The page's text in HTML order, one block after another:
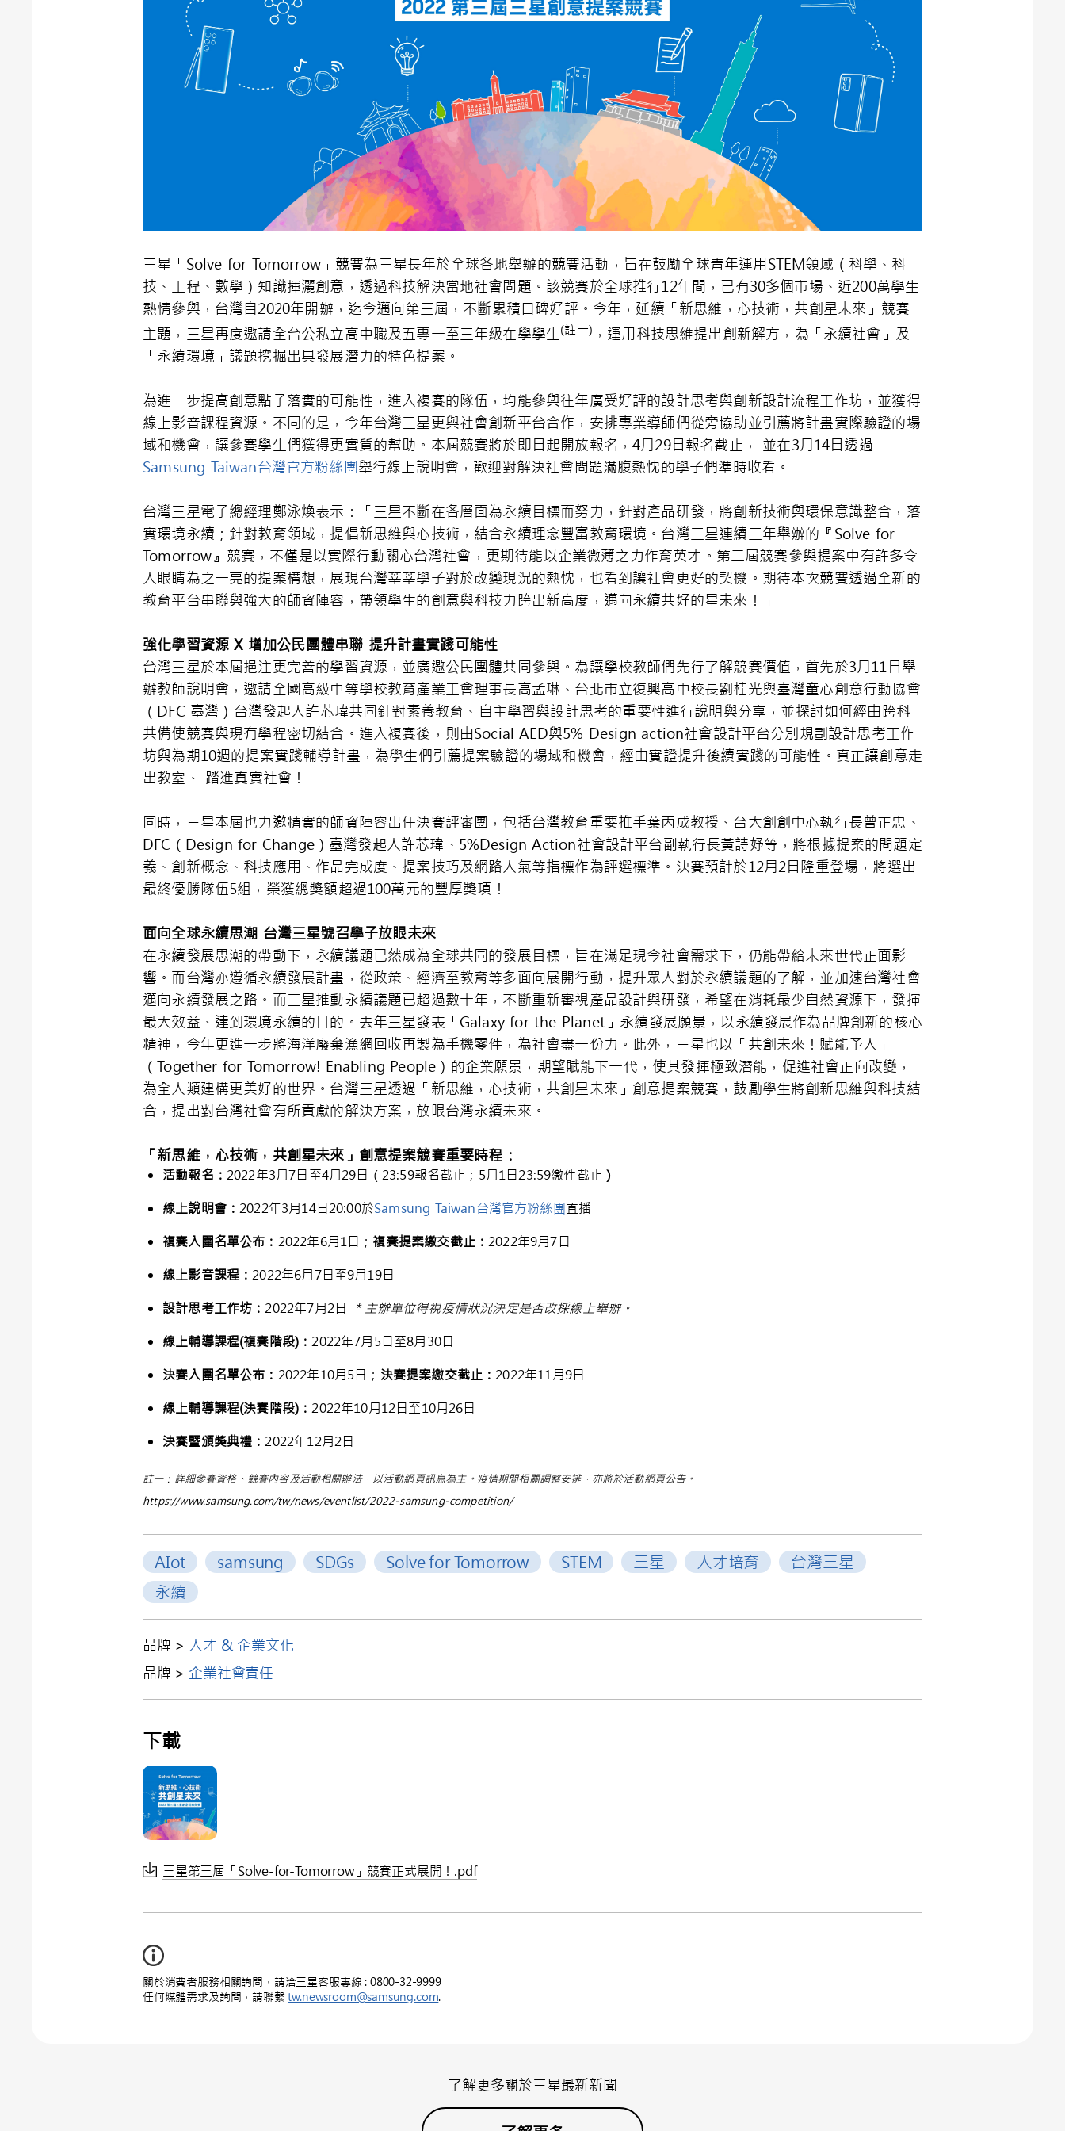
三星「Solve for Tomorrow」競賽為三星長年於全球各地舉辦的競賽活動，旨在鼓勵全球青年運用STEM領域（科學、科
技、工程、數學）知識揮灑創意，透過科技解決當地社會問題。該競賽於全球推行12年間，已有30多個市場、近200萬學生
熱情參與，台灣自2020年開辦，迄今邁向第三屆，不斷累積口碑好評。今年，延續「新思維，心技術，共創星未來」競賽
主題，三星再度邀請全台公私立高中職及五專一至三年級在學學生(註一) ，運用科技思維提出創新解方，為「永續社會」及
「永續環境」議題挖掘出具發展潛力的特色提案。
為進一步提高創意點子落實的可能性，進入複賽的隊伍，均能參與往年廣受好評的設計思考與創新設計流程工作坊，並獲得
線上影音課程資源。不同的是，今年台灣三星更與社會創新平台合作，安排專業導師們從旁協助並引薦將計畫實際驗證的場
域和機會，讓參賽學生們獲得更實質的幫助。本屆競賽將於即日起開放報名，4月29日報名截止， 並在3月14日透過
Samsung Taiwan台灣官方粉絲團舉行線上說明會，歡迎對解決社會問題滿腹熱忱的學子們準時收看。
台灣三星電子總經理鄭泳煥表示：「三星不斷在各層面為永續目標而努力，針對產品研發，將創新技術與環保意識整合，落
實環境永續；針對教育領域，提倡新思維與心技術，結合永續理念豐富教育環境。台灣三星連續三年舉辦的『Solve for
Tomorrow』競賽，不僅是以實際行動關心台灣社會，更期待能以企業微薄之力作育英才。第二屆競賽參與提案中有許多令
人眼睛為之一亮的提案構想，展現台灣莘莘學子對於改變現況的熱忱，也看到讓社會更好的契機。期待本次競賽透過全新的
教育平台串聯與強大的師資陣容，帶領學生的創意與科技力跨出新高度，邁向永續共好的星未來！」
強化學習資源 X 增加公民團體串聯 提升計畫實踐可能性
台灣三星於本屆挹注更完善的學習資源，並廣邀公民團體共同參與。為讓學校教師們先行了解競賽價值，首先於3月11日舉
辦教師說明會，邀請全國高級中等學校教育產業工會理事長高孟琳、台北市立復興高中校長劉桂光與臺灣童心創意行動協會
（DFC 臺灣）台灣發起人許芯瑋共同針對素養教育、自主學習與設計思考的重要性進行說明與分享，並探討如何經由跨科
共備使競賽與現有學程密切結合。進入複賽後，則由Social AED與5% Design action社會設計平台分別規劃設計思考工作
坊與為期10週的提案實踐輔導計畫，為學生們引薦提案驗證的場域和機會，經由實證提升後續實踐的可能性。真正讓創意走
出教室、 踏進真實社會！
同時，三星本屆也力邀精實的師資陣容出任決賽評審團，包括台灣教育重要推手葉丙成教授、台大創創中心執行長曾正忠、
DFC（Design for Change）臺灣發起人許芯瑋、5%Design Action社會設計平台副執行長黃詩妤等，將根據提案的問題定
義、創新概念、科技應用、作品完成度、提案技巧及網路人氣等指標作為評選標準。決賽預計於12月2日隆重登場，將選出
最終優勝隊伍5組，榮獲總獎額超過100萬元的豐厚獎項！
面向全球永續思潮 台灣三星號召學子放眼未來
在永續發展思潮的帶動下，永續議題已然成為全球共同的發展目標，旨在滿足現今社會需求下，仍能帶給未來世代正面影
響。而台灣亦遵循永續發展計畫，從政策、經濟至教育等多面向展開行動，提升眾人對於永續議題的了解，並加速台灣社會
邁向永續發展之路。而三星推動永續議題已超過數十年，不斷重新審視產品設計與研發，希望在消耗最少自然資源下，發揮
最大效益、達到環境永續的目的。去年三星發表「Galaxy for the Planet」永續發展願景，以永續發展作為品牌創新的核心
精神，今年更進一步將海洋廢棄漁網回收再製為手機零件，為社會盡一份力。此外，三星也以「共創未來！賦能予人」
（Together for Tomorrow! Enabling People）的企業願景，期望賦能下一代，使其發揮極致潛能，促進社會正向改變，
為全人類建構更美好的世界。台灣三星透過「新思維，心技術，共創星未來」創意提案競賽，鼓勵學生將創新思維與科技結
合，提出對台灣社會有所貢獻的解決方案，放眼台灣永續未來。
「新思維，心技術，共創星未來」創意提案競賽重要時程 ：
活動報名 ： 2022年3月7日至4月29日（23:59報名截止；5月1日23:59繳件截止 ）
線上說明會：2022年3月14日20:00於Samsung Taiwan台灣官方粉絲團直播
複賽入圍名單公布 ： 2022年6月1日； 複賽提案繳交截止：2022年9月7日
線上影音課程：2022年6月7日至9月19日
設計思考工作坊 ：2022年7月2日
＊主辦單位得視疫情狀況決定是否改採線上舉辦。
線上輔導課程(複賽階段) ：2022年7月5日至8月30日
決賽入圍名單公布 ： 2022年10月5日； 決賽提案繳交截止 ：2022年11月9日
線上輔導課程(決賽階段) ：2022年10月12日至10月26日
決賽暨頒獎典禮 ：2022年12月2日
註一：詳細參賽資格、競賽內容及活動相關辦法，以活動網頁訊息為主。疫情期間相關調整安排，亦將於活動網頁公告。
https://www.samsung.com/tw/news/eventlist/2022-samsung-competition/
AIot samsung SDGs Solve for Tomorrow STEM 三星 人才培育
台灣三星
永續
品牌 > 人才 & 企業文化
品牌 > 企業社會責任
下載
三星第三屆「Solve-for-Tomorrow」競賽正式展開！.pdf
關於消費者服務相關詢問，請洽三星客服專線 : 0800-32-9999
任何媒體需求及詢問，請聯繫tw.newsroom@samsung.com.
了解更多關於三星最新新聞